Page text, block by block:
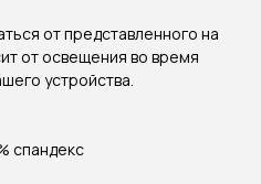
от представленного на
от освещения во время
устройства.
спандекс